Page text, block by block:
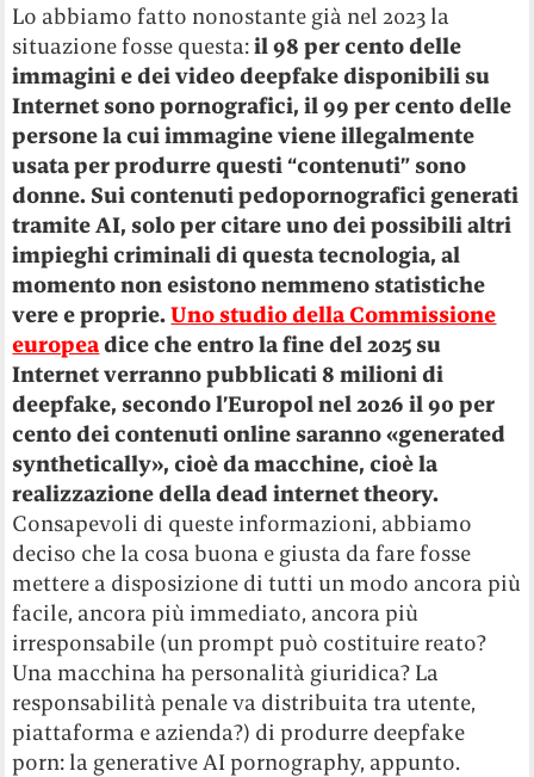
Lo abbiamo fatto nonostante già nel 2023 la
situazione fosse questa:il 98 per cento delle
immagini e dei video deepfake disponibili su
Internet sono pornografici, il 99 per cento delle
persone la cui immagine viene illegalmente
usata per produrre questi “contenuti” sono
donne. Sui contenuti pedopornografici generati
tramite AI, solo per citare uno dei possibili altri
impieghi criminali di questa tecnologia, al
momento non esistono nemmeno statistiche
vere e proprie.Uno studio della Commissione
europeadice che entro la fine del 2025 su
Internet verranno pubblicati 8 milioni di
deepfake, secondo l’Europol nel 2026 il 90 per
cento dei contenuti online saranno «generated
synthetically», cioè da macchine, cioè la
realizzazione della dead internet theory.
Consapevoli di queste informazioni, abbiamo
deciso che la cosa buona e giusta da fare fosse
mettere a disposizione di tutti un modo ancora più
facile, ancora più immediato, ancora più
irresponsabile (un prompt può costituire reato?
Una macchina ha personalità giuridica? La
responsabilità penale va distribuita tra utente,
piattaforma e azienda?) di produrre deepfake
porn: la generative AI pornography, appunto.